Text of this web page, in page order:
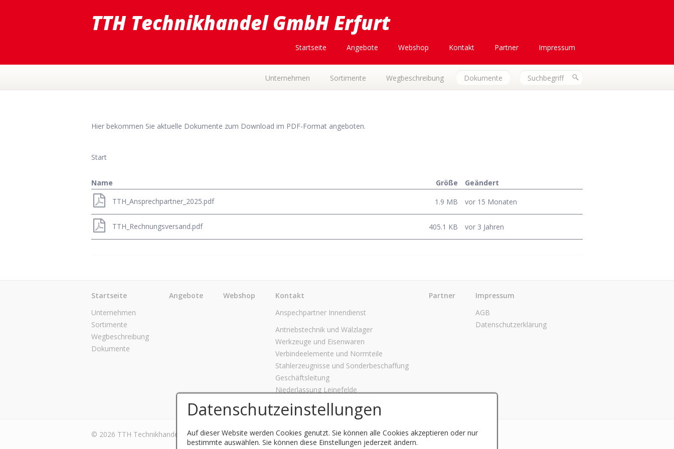
TTH Technikhandel GmbH Erfurt
Startseite Angebote Webshop Kontakt Partner Impressum
Unternehmen Sortimente Wegbeschreibung Dokumente
Hier bekommen Sie aktuelle Dokumente zum Download im PDF-Format angeboten.
Start
Name Größe
Geändert
TTH_Ansprechpartner_2025.pdf
1.9 MB vor 15 Monaten
TTH_Rechnungsversand.pdf 405.1 KB vor 3 Jahren
Startseite
Unternehmen
Sortimente
Wegbeschreibung
Dokumente
Angebote Webshop
Kontakt
Anspechpartner Innendienst
Antriebstechnik und Wälzlager
Werkzeuge und Eisenwaren
Verbindeelemente und Normteile
Stahlerzeugnisse und Sonderbeschaffung
Geschäftsleitung
Niederlassung Leinefelde
Ansprechpartner Außendienst
Partner
Impressum
AGB
Datenschutzerklärung
© 2026 TTH Technikhandel GmbH Erfurt
Datenschutzeinstellungen
Auf dieser Website werden Cookies genutzt. Sie können alle Cookies akzeptieren oder nur
bestimmte auswählen. Sie können diese Einstellungen jederzeit ändern.